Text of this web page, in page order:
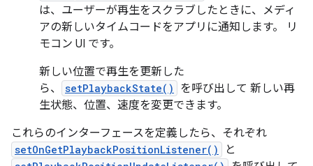
は、ユーザーが再生をスクラブしたときに、メディ
アの新しいタイムコードをアプリに通知します。 リ
モコン UI です。
新しい位置で再生を更新した
ら、
setPlaybackState()
を呼び出して 新しい再
生状態、位置、速度を変更できます。
これらのインターフェースを定義したら、それぞれ
setOnGetPlaybackPositionListener() と